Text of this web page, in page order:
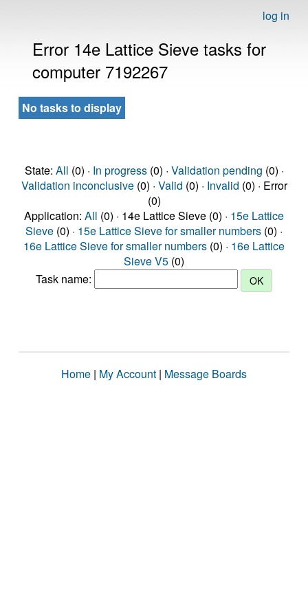
log in
Error 14e Lattice Sieve tasks for
computer 7192267
No tasks to display
State: All (0) · In progress(0) · Validation pending (0) ·
Validation inconclusive(0) · Valid (0) · Invalid (0) · Error
(0)
Application: All (0) · 14e Lattice Sieve (0) · 15e Lattice
Sieve (0) · 15e Lattice Sieve for smaller numbers (0) ·
16e Lattice Sieve for smaller numbers (0) · 16e Lattice
Sieve V5 (0)
Task name:
Home | My Account | Message Boards